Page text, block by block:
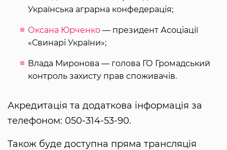
Українська аграрна конфедерація;
Оксана Юрченко — президент Асоціації
«Свинарі України»;
Влада Миронова — голова ГО Громадський
контроль захисту прав споживачів.
Акредитація та додаткова інформація за
телефоном: 050-314-53-90.
Також буде доступна пряма трансляція